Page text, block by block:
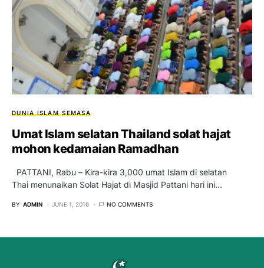
DUNIA ISLAM SEMASA
Umat Islam selatan Thailand solat hajat
mohon kedamaian Ramadhan
PATTANI, Rabu – Kira-kira 3,000 umat Islam di selatan
Thai menunaikan Solat Hajat di Masjid Pattani hari ini…
BY ADMIN JUNE 1, 2016 NO COMMENTS